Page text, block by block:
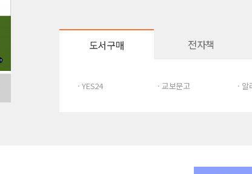
도서구매 전자책
· YES24 · 교보문고 · 알